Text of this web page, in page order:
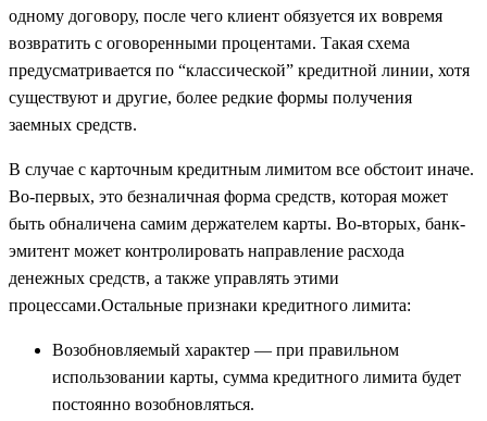
одному договору, после чего клиент обязуется их вовремя
возвратить с оговоренными процентами. Такая схема
предусматривается по “классической” кредитной линии, хотя
существуют и другие, более редкие формы получения
заемных средств.
В случае с карточным кредитным лимитом все обстоит иначе.
Во-первых, это безналичная форма средств, которая может
быть обналичена самим держателем карты. Во-вторых, банк-
эмитент может контролировать направление расхода
денежных средств, а также управлять этими
процессами.Остальные признаки кредитного лимита:
Возобновляемый характер — при правильном
использовании карты, сумма кредитного лимита будет
постоянно возобновляться.